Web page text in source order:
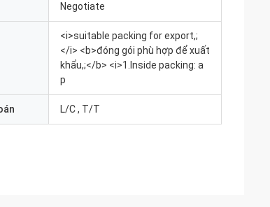
Negotiate
<i>suitable packing for export,;
</i> <b>đóng gói phù hợp để xuất
khẩu,;</b> <i>1.Inside packing: a
p
L/C , T/T